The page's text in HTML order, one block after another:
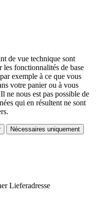
de vue technique sont
les fonctionnalités de base
exemple à ce que vous
votre panier ou à vous
ne nous est pas possible de
qui en résultent ne sont
Nécessaires uniquement
Lieferadresse